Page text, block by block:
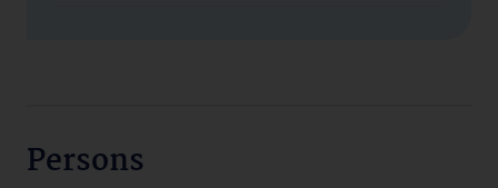
Persons